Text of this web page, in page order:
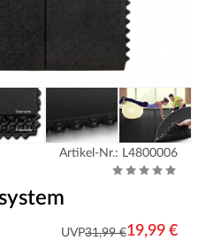
Artikel-Nr.: L4800006
UVP31,99 €19,99 €